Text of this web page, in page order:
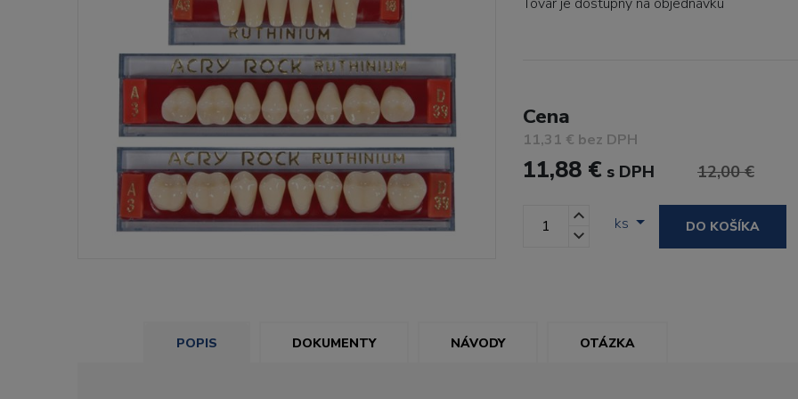
Cena
11,31 € bez DPH
11,88 € s DPH 12,00 €
ks DO KOŠÍKA
POPIS DOKUMENTY NÁVODY OTÁZKA